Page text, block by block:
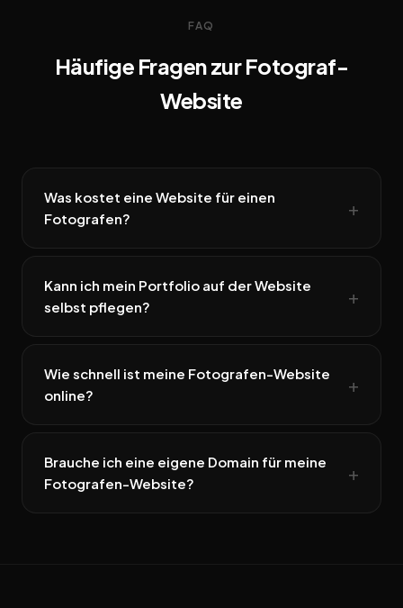
FAQ
Häufige Fragen zur Fotograf-
Website
Was kostet eine Website für einen
Fotografen?
Kann ich mein Portfolio auf der Website
selbst pflegen?
Wie schnell ist meine Fotografen-Website
online?
Brauche ich eine eigene Domain für meine
Fotografen-Website?